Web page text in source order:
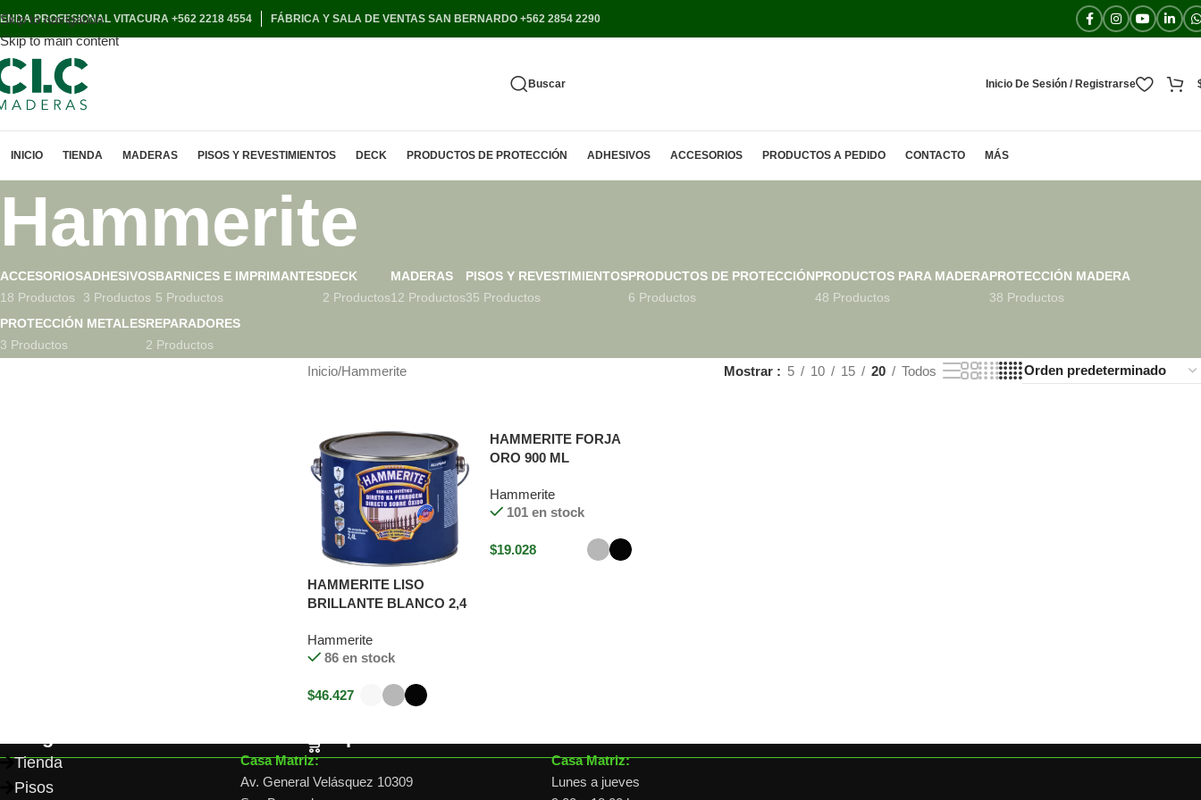
Skip to navigation
Skip to main content
PROFESIONAL VITACURA +562 2218 4554 FÁBRICA Y SALA DE VENTAS SAN BERNARDO +562 2854 2290
Buscar Inicio De Sesión / Registrarse
INICIO TIENDA MADERAS PISOS Y REVESTIMIENTOS DECK PRODUCTOS DE PROTECCIÓN ADHESIVOS ACCESORIOS PRODUCTOS A PEDIDO CONTACTO MÁS
Hammerite
ACCESORIOS
18 Productos
ADHESIVOS
3 Productos
BARNICES E IMPRIMANTES
5 Productos
DECK
2 Productos
MADERAS
12 Productos
PISOS Y REVESTIMIENTOS
35 Productos
PRODUCTOS DE PROTECCIÓN
6 Productos
PRODUCTOS PARA MADERA
48 Productos
PROTECCIÓN MADERA
38 Productos
PROTECCIÓN METALES
3 Productos
REPARADORES
2 Productos
Inicio Hammerite Mostrar 5 10 15 20 Todos
HAMMERITE LISO
BRILLANTE BLANCO 2,4
Hammerite
86 en stock
$46.427
HAMMERITE FORJA
ORO 900 ML
Hammerite
101 en stock
$19.028
Tienda
Pisos
Casa Matriz:
Av. General Velásquez 10309
Casa Matriz:
Lunes a jueves